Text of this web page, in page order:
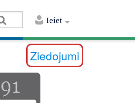
Ieiet
Ziedojumi